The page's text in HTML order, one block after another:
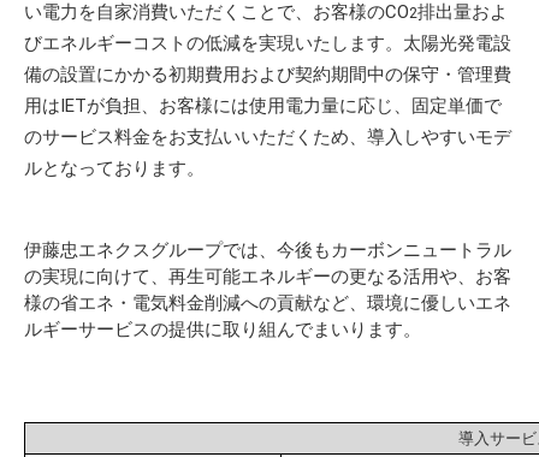
い電力を自家消費いただくことで、お客様のCO2排出量およ
びエネルギーコストの低減を実現いたします。太陽光発電設
備の設置にかかる初期費用および契約期間中の保守・管理費
用はIETが負担、お客様には使用電力量に応じ、固定単価で
のサービス料金をお支払いいただくため、導入しやすいモデ
ルとなっております。
伊藤忠エネクスグループでは、今後もカーボンニュートラル
の実現に向けて、再生可能エネルギーの更なる活用や、お客
様の省エネ・電気料金削減への貢献など、環境に優しいエネ
ルギーサービスの提供に取り組んでまいります。
導入サー